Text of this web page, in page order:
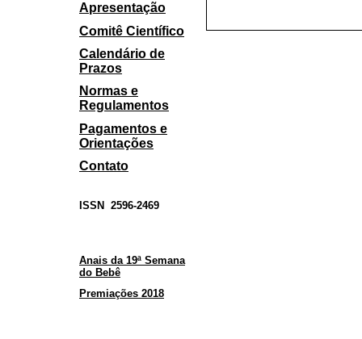
Apresentação
Comitê Científico
Calendário de
Prazos
Normas e
Regulamentos
Pagamentos e
Orientações
Contato
ISSN 2596-2469
Anais da 19ª Semana
do Bebê
Premiações 2018